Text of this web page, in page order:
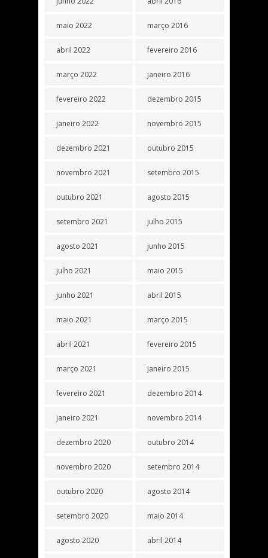
maio 2022
abril 2022
março 2022
fevereiro 2022
janeiro 2022
dezembro 2021
novembro 2021
outubro 2021
setembro 2021
agosto 2021
julho 2021
junho 2021
maio 2021
abril 2021
março 2021
fevereiro 2021
janeiro 2021
dezembro 2020
novembro 2020
outubro 2020
setembro 2020
agosto 2020
março 2016
fevereiro 2016
janeiro 2016
dezembro 2015
novembro 2015
outubro 2015
setembro 2015
agosto 2015
julho 2015
junho 2015
maio 2015
abril 2015
março 2015
fevereiro 2015
janeiro 2015
dezembro 2014
novembro 2014
outubro 2014
setembro 2014
agosto 2014
maio 2014
abril 2014